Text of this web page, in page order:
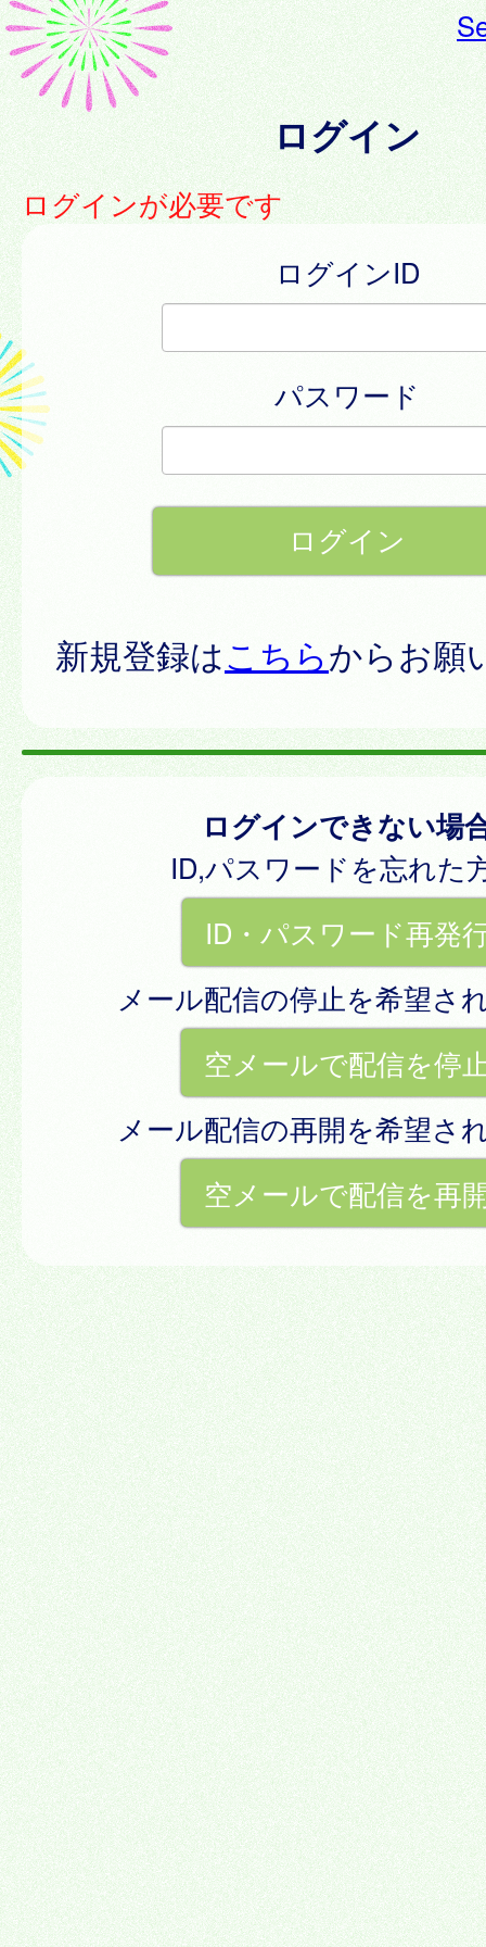
ログイン
ログインが必要です
ログインID
パスワード
新規登録はこちらからお願
ログインできない場
ID,パスワードを忘れた
ID・パスワード再発
メール配信の停止を希望さ
空メールで配信を停
メール配信の再開を希望さ
空メールで配信を再